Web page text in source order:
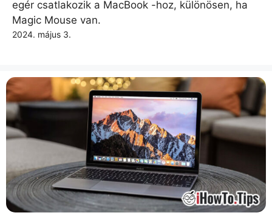
egér csatlakozik a MacBook -hoz, különösen, ha
Magic Mouse van.
2024. május 3.